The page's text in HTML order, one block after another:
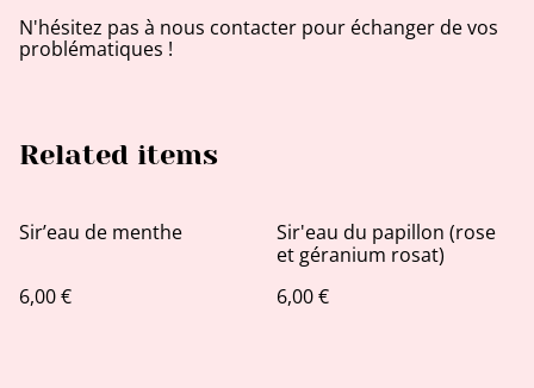
N'hésitez pas à nous contacter pour échanger de vos
problématiques !
Related items
Sir’eau de menthe
6,00 €
Sir'eau du papillon (rose
et géranium rosat)
6,00 €